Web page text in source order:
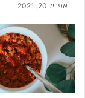
אפריל 20, 2021